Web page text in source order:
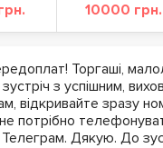
10000 грн.
Торгаші,
з успішним,
відкривайте зразу
потрібно
Дякую. До